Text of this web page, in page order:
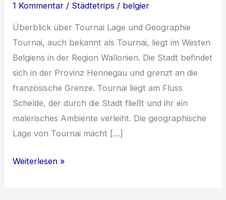
1 Kommentar / Städtetrips / belgier
Überblick über Tournai Lage und Geographie
Tournai, auch bekannt als Tournai, liegt im Westen
Belgiens in der Region Wallonien. Die Stadt befindet
sich in der Provinz Hennegau und grenzt an die
französische Grenze. Tournai liegt am Fluss
Schelde, der durch die Stadt fließt und ihr ein
malerisches Ambiente verleiht. Die geographische
Lage von Tournai macht […]
Entdecke
Weiterlesen »